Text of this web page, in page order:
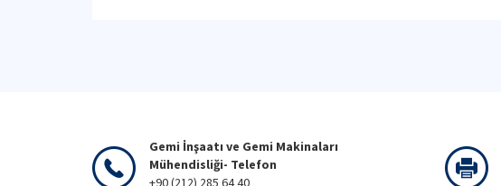
Gemi İnşaatı ve Gemi Makinaları
Mühendisliği- Telefon
+90 (212) 285 64 40